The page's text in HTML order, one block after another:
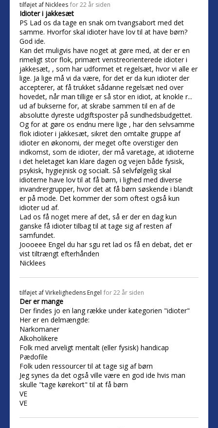
tilføjet af Nicklees for 22 år siden
Idioter i jakkesæt
PS Lad os da tage en snak om tvangsabort med det
samme. Hvorfor skal idioter have lov til at have børn?
God ide.
Kan det muligvis have noget at gøre med, at der er en
rimeligt stor flok, primært venstreorienterede idioter i
jakkesæt, , som har udformet et regelsæt, hvor vi alle er
lige. Ja lige må vi da være, for det er da kun idioter der
accepterer, at få trukket sådanne regelsæt ned over
hovedet, når man tillige er så stor en idiot, at knokle r...
ud af bukserne for, at skrabe sammen til en af de
absolutte dyreste udgiftsposter på sundhedsbudgettet.
Og for at gøre os endnu mere lige , har den selvsamme
flok idioter i jakkesæt, sikret den omtalte gruppe af
idioter en økonomi, der meget ofte overstiger den
indkomst, som de idioter, der må varetage, at idioterne
i det heletaget kan klare dagen og vejen både fysisk,
psykisk, hygiejnisk og socialt. Så selvfølgelig skal
idioterne have lov til at få børn, i lighed med diverse
invandrergrupper, hvor det at få børn søskende i blandt
er på mode. Det kommer der som oftest også kun
idioter ud af.
Lad os få noget mere af det, så er der en dag kun
ganske få idioter tilbag til at tage sig af resten af
samfundet.
Joooeee Engel du har sgu ret lad os få en debat, det er
vist tiltrængt efterhånden
Nicklees
tilføjet afVirkelighedens Engel for 22 år siden
Der er mange
Der findes jo en lang række under kategorien "idioter"
Her er en delmængde:
Narkomaner
Alkoholikere
Folk med arveligt mentalt (eller fysisk) handicap
Pædofile
Folk uden ressourcer til at tage sig af børn
Jeg synes da det også ville være en god ide hvis man
skulle "tage kørekort" til at få børn
VE
VE